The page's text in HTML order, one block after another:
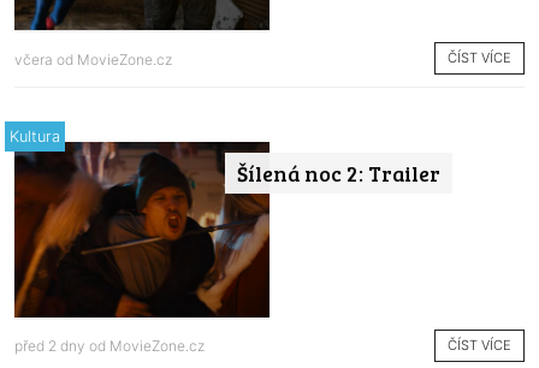
včera od MovieZone.cz ČÍST VÍCE
Šílená noc 2: Trailer
Kultura
před 2 dny od MovieZone.cz ČÍST VÍCE